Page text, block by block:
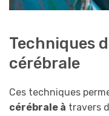
Techniques
cérébrale
Ces techniques
cérébrale à travers